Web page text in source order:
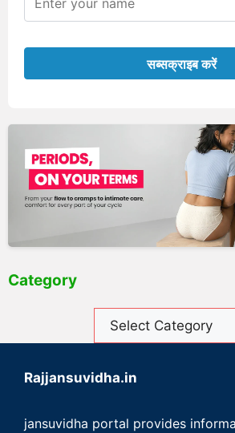
Category
Rajjansuvidha.in
jansuvidha portal provides